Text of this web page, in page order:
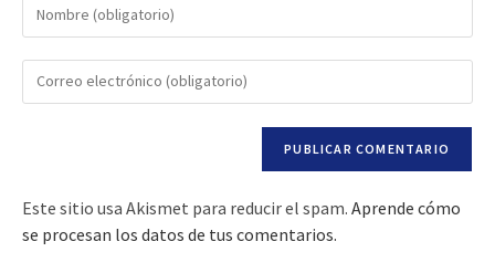
Este sitio usa Akismet para reducir el spam. Aprende cómo
se procesan los datos de tus comentarios.